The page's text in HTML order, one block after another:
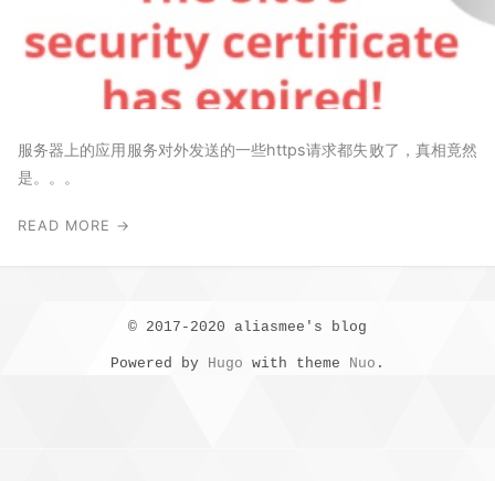
服务器上的应用服务对外发送的一些https请求都失败了，真相竟然
是。。。
READ MORE →
© 2017-2020 aliasmee's blog
Powered by Hugo with theme Nuo .